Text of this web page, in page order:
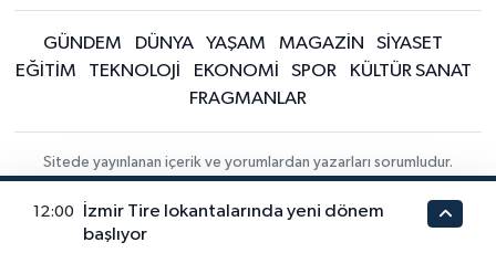
GÜNDEM DÜNYA YAŞAM MAGAZİN
SİYASET
EĞİTİM
TEKNOLOJİ EKONOMİ SPOR
KÜLTÜR SANAT
FRAGMANLAR
Sitede yayınlanan içerik ve yorumlardan yazarları sorumludur.
Yayınlanan yorumlardan Enter Haber sorumlu tutulamaz. Sitedeki tüm
harici linkler ayrı bir sayfada açılır. Sitemizde yayınlanan haber, köşe
yazıları ve fotoğraflar izin alınmaksızın kaynak gösterilse dahi,
12:00
İzmir Tire lokantalarında yeni dönem
başlıyor